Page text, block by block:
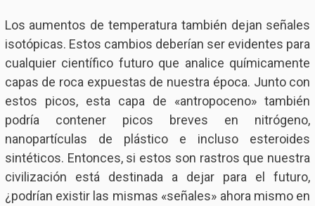
Los aumentos de temperatura también dejan señales
isotópicas. Estos cambios deberían ser evidentes para
cualquier científico futuro que analice químicamente
capas de roca expuestas de nuestra época. Junto con
estos picos, esta capa de «antropoceno» también
podría contener picos breves en nitrógeno,
nanopartículas de plástico e incluso esteroides
sintéticos. Entonces, si estos son rastros que nuestra
civilización está destinada a dejar para el futuro,
¿podrían existir las mismas «señales» ahora mismo en